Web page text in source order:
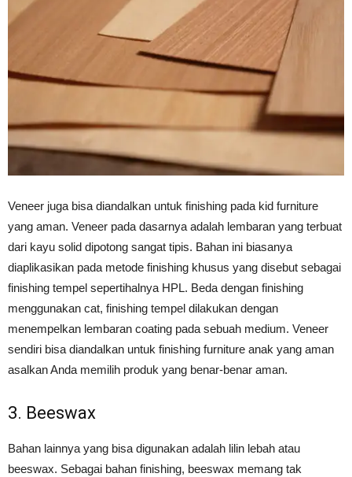
Veneer juga bisa diandalkan untuk finishing pada kid furniture
yang aman. Veneer pada dasarnya adalah lembaran yang terbuat
dari kayu solid dipotong sangat tipis. Bahan ini biasanya
diaplikasikan pada metode finishing khusus yang disebut sebagai
finishing tempel sepertihalnya HPL. Beda dengan finishing
menggunakan cat, finishing tempel dilakukan dengan
menempelkan lembaran coating pada sebuah medium. Veneer
sendiri bisa diandalkan untuk finishing furniture anak yang aman
asalkan Anda memilih produk yang benar-benar aman.
3. Beeswax
Bahan lainnya yang bisa digunakan adalah lilin lebah atau
beeswax. Sebagai bahan finishing, beeswax memang tak